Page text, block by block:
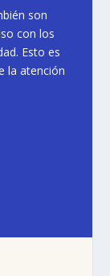
son
con los
Esto es
la atención